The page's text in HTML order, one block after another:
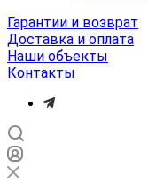
Гарантии и возврат
Доставка и оплата
Наши объекты
Контакты